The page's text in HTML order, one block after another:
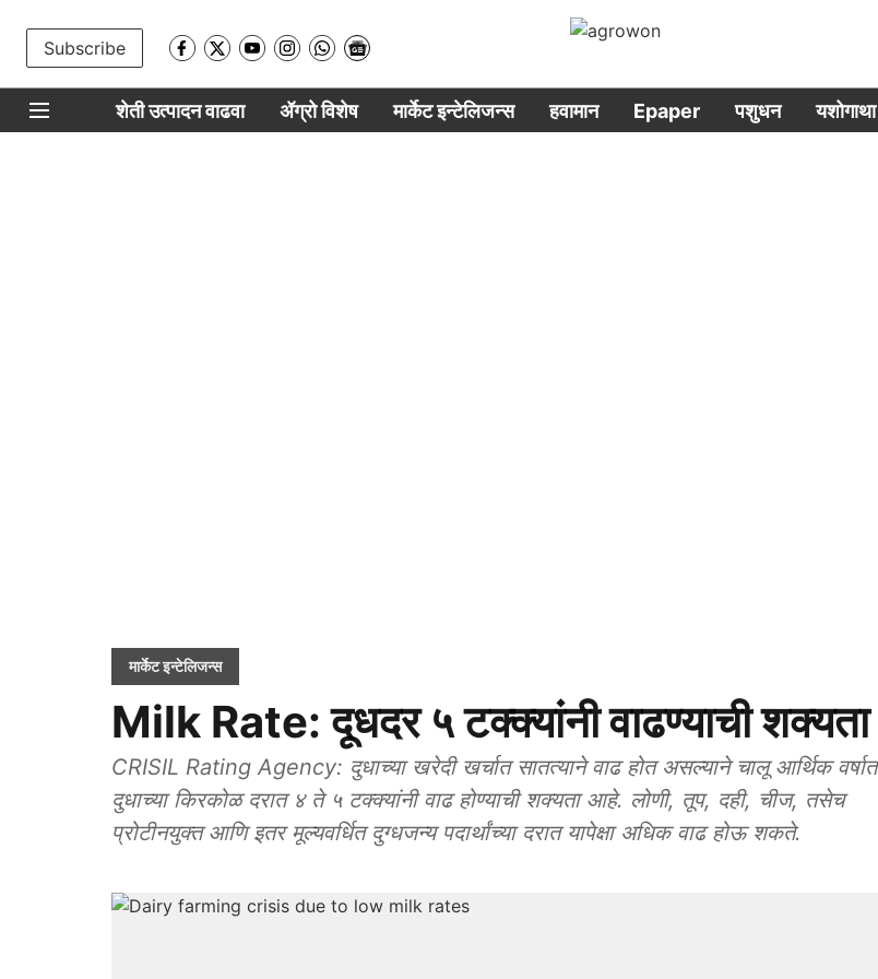
Subscribe
शेती उत्पादन वाढवा ॲग्रो विशेष मार्केट इन्टेलिजन्स हवामान Epaper पशुधन यशोगाथा
मार्केट इन्टेलिजन्स
Milk Rate: दूधदर ५ टक्क्यांनी वाढण्याची शक्यता
CRISIL Rating Agency: दुधाच्या खरेदी खर्चात सातत्याने वाढ होत असल्याने चालू आर्थिक वर्षात
दुधाच्या किरकोळ दरात ४ ते ५ टक्क्यांनी वाढ होण्याची शक्यता आहे. लोणी, तूप, दही, चीज, तसेच
प्रोटीनयुक्त आणि इतर मूल्यवर्धित दुग्धजन्य पदार्थांच्या दरात यापेक्षा अधिक वाढ होऊ शकते.